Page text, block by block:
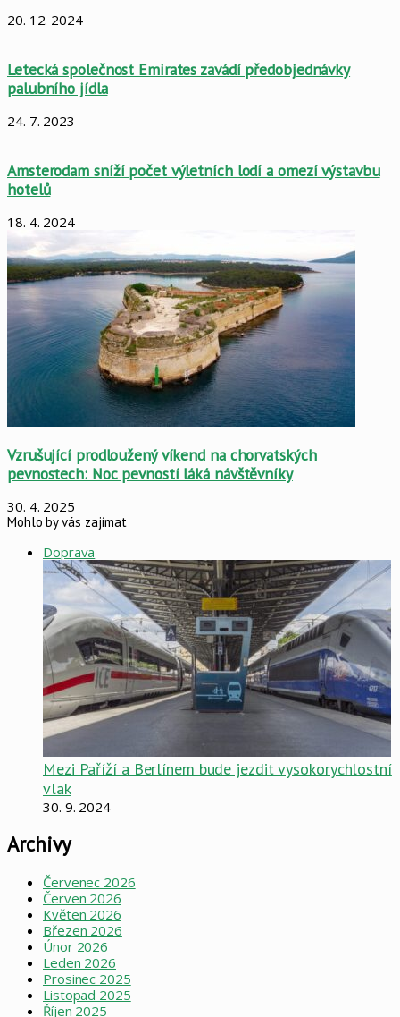
20. 12. 2024
Letecká společnost Emirates zavádí předobjednávky
palubního jídla
24. 7. 2023
Amsterodam sníží počet výletních lodí a omezí výstavbu
hotelů
18. 4. 2024
Vzrušující prodloužený víkend na chorvatských
pevnostech: Noc pevností láká návštěvníky
30. 4. 2025
Mohlo by vás zajímat
Doprava
Mezi Paříží a Berlínem bude jezdit vysokorychlostní
vlak
30. 9. 2024
Archivy
Červenec 2026
Červen 2026
Květen 2026
Březen 2026
Únor 2026
Leden 2026
Prosinec 2025
Listopad 2025
Říjen 2025